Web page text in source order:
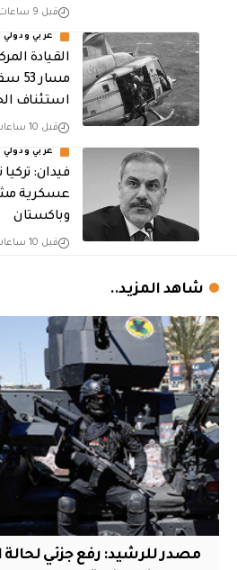
قبل 9 ساعات
عربي ودولي
القيادة
استئناف
قبل 10 ساعات
عربي ودولي
فيدان:
عسكرية
وباكستان
قبل 10 ساعات
شاهد المزيد..
مصدر للرشيد: رفع جزئي لحالة